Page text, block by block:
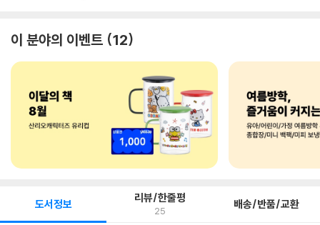
이 분야의 이벤트 12
도서정보 리뷰/한줄평
25 배송/반품/교환